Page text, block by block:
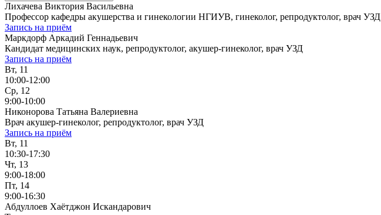
Лихачева Виктория Васильевна
Профессор кафедры акушерства и гинекологии НГИУВ, гинеколог, репродуктолог, врач УЗД
Запись на приём
Маркдорф Аркадий Геннадьевич
Кандидат медицинских наук, репродуктолог, акушер-гинеколог, врач УЗД
Запись на приём
Вт, 11
10:00-12:00
Ср, 12
9:00-10:00
Никонорова Татьяна Валериевна
Врач акушер-гинеколог, репродуктолог, врач УЗД
Запись на приём
Вт, 11
10:30-17:30
Чт, 13
9:00-18:00
Пт, 14
9:00-16:30
Абдуллоев Хаётджон Искандарович